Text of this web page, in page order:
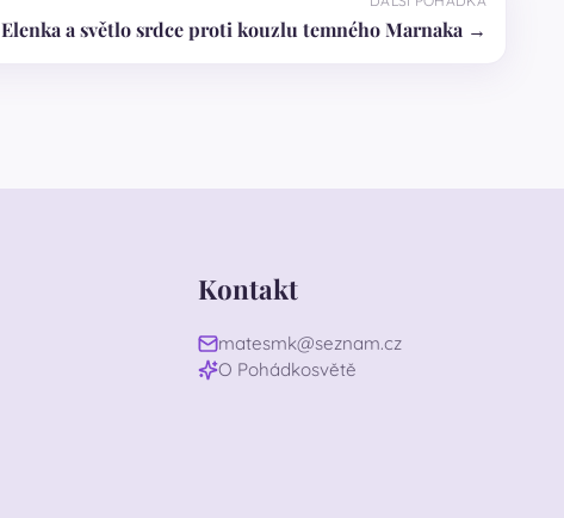
Elenka a světlo srdce proti kouzlu temného Marnaka →
Kontakt
matesmk@seznam.cz
O Pohádkosvětě